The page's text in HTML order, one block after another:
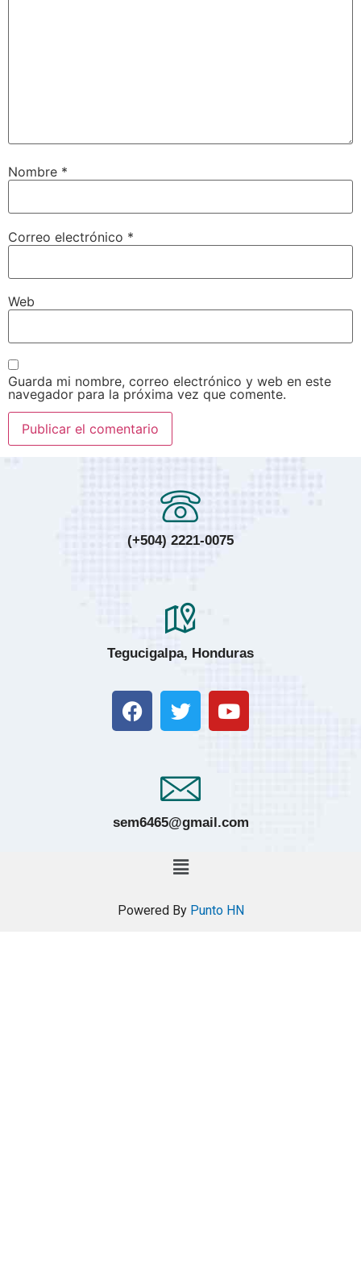
Nombre *
Correo electrónico *
Web
Guarda mi nombre, correo electrónico y web en este
navegador para la próxima vez que comente.
(+504) 2221-0075
Tegucigalpa, Honduras
sem6465@gmail.com
Powered By Punto HN